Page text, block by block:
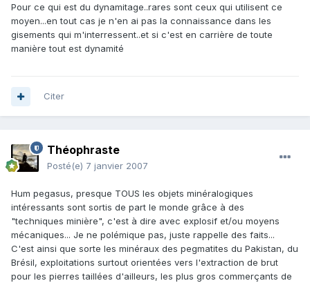
Pour ce qui est du dynamitage..rares sont ceux qui utilisent ce
moyen...en tout cas je n'en ai pas la connaissance dans les
gisements qui m'interressent..et si c'est en carrière de toute
manière tout est dynamité
Citer
Théophraste
Posté(e) 7 janvier 2007
Hum pegasus, presque TOUS les objets minéralogiques
intéressants sont sortis de part le monde grâce à des
"techniques minière", c'est à dire avec explosif et/ou moyens
mécaniques... Je ne polémique pas, juste rappelle des faits...
C'est ainsi que sorte les minéraux des pegmatites du Pakistan, du
Brésil, exploitations surtout orientées vers l'extraction de brut
pour les pierres taillées d'ailleurs, les plus gros commerçants de